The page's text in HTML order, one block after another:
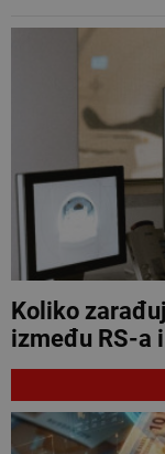
Koliko
između RS-a